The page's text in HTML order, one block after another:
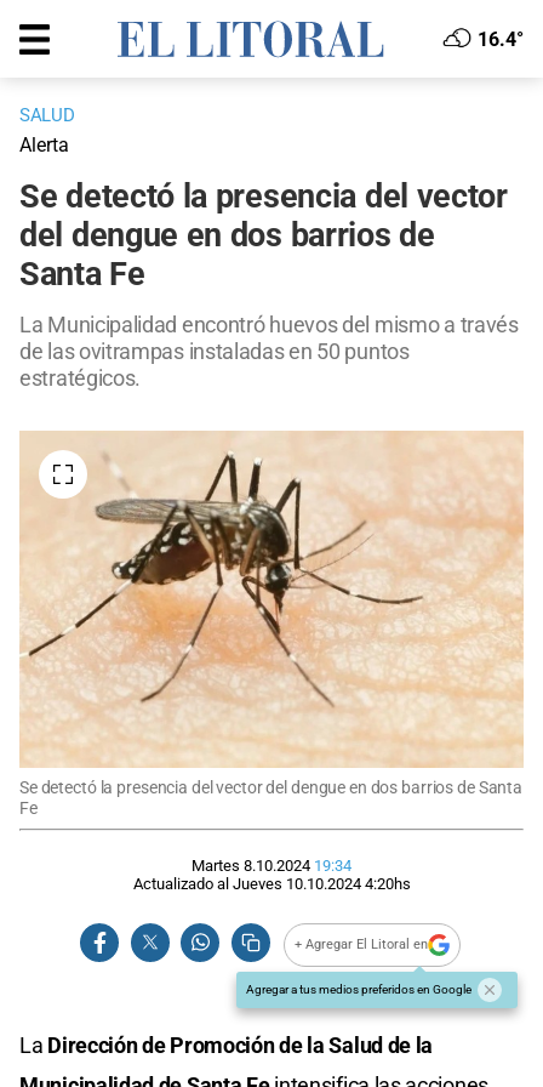
16.4°
SALUD
Alerta
Se detectó la presencia del vector
del dengue en dos barrios de
Santa Fe
La Municipalidad encontró huevos del mismo a través
de las ovitrampas instaladas en 50 puntos
estratégicos.
Se detectó la presencia del vector del dengue en dos barrios de Santa
Fe
Martes 8.10.2024 19:34
Actualizado al Jueves 10.10.2024 4:20hs
+ Agregar El Litoral en
Agregar a tus medios preferidos en Google
La Dirección de Promoción de la Salud de la